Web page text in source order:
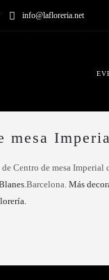
info@lafloreria.net
mesa
Centro de mesa Imperial
.Barcelona. Más